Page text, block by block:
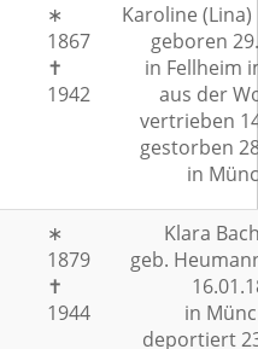
∗
1867
✝
1942
Karoline
geboren
in Fellheim
aus der
vertrieben
gestorben
in
∗
1879
✝
1944
Klara
geb.
in
deportiert